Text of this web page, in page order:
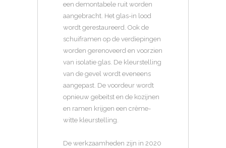
een demontabele ruit worden
aangebracht. Het glas-in lood
wordt gerestaureerd. Ook de
schuiframen op de verdiepingen
worden gerenoveerd en voorzien
van isolatie glas. De kleurstelling
van de gevel wordt eveneens
aangepast. De voordeur wordt
opnieuw gebeitst en de kozijnen
en ramen krijgen een crème-
witte kleurstelling.
De werkzaamheden zijn in 2020